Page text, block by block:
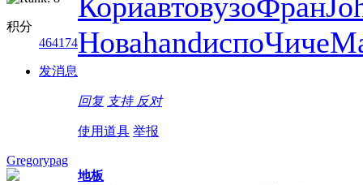
积分
464174
发消息
НоваhandиспоЧиче
回复 支持 反对
使用道具 举报
Gregorypag
地板